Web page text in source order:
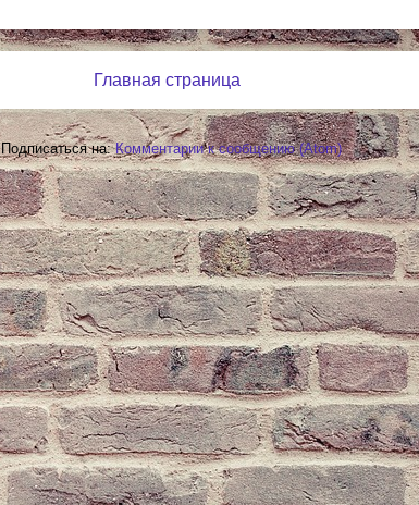
Главная страница
Подписаться на:Комментарии к сообщению (Atom)